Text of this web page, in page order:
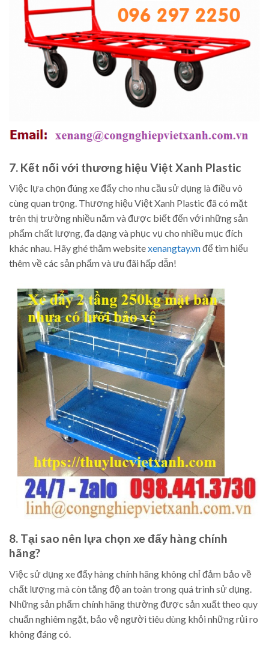
7. Kết nối với thương hiệu Việt Xanh Plastic
Việc lựa chọn đúng xe đẩy cho nhu cầu sử dụng là điều vô
cùng quan trọng. Thương hiệu Việt Xanh Plastic đã có mặt
trên thị trường nhiều năm và được biết đến với những sản
phẩm chất lượng, đa dạng và phục vụ cho nhiều mục đích
khác nhau. Hãy ghé thăm websitexenangtay.vnđể tìm hiểu
thêm về các sản phẩm và ưu đãi hấp dẫn!
8. Tại sao nên lựa chọn xe đẩy hàng chính
hãng?
Việc sử dụng xe đẩy hàng chính hãng không chỉ đảm bảo về
chất lượng mà còn tăng độ an toàn trong quá trình sử dụng.
Những sản phẩm chính hãng thường được sản xuất theo quy
chuẩn nghiêm ngặt, bảo vệ người tiêu dùng khỏi những rủi ro
không đáng có.